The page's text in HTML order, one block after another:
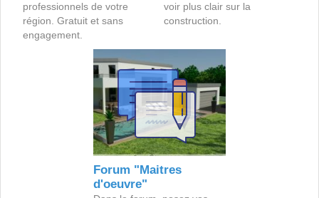
professionnels de votre
région. Gratuit et sans
engagement.
voir plus clair sur la
construction.
Forum "Maitres
d'oeuvre"